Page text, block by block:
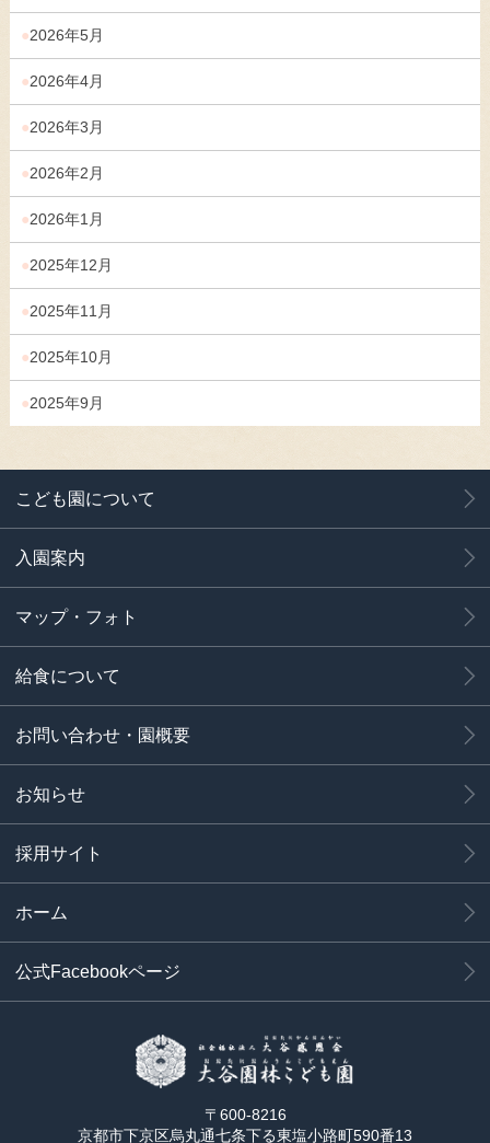
2026年5月
2026年4月
2026年3月
2026年2月
2026年1月
2025年12月
2025年11月
2025年10月
2025年9月
こども園について
入園案内
マップ・フォト
給食について
お問い合わせ・園概要
お知らせ
採用サイト
ホーム
公式Facebookページ
〒600-8216
京都市下京区烏丸通七条下る東塩小路町590番13